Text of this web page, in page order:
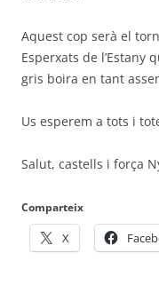
Aquest cop serà el
Esperxats de l’Estany
gris boira en tant
Us esperem a tots i
Salut, castells i força
Comparteix
X